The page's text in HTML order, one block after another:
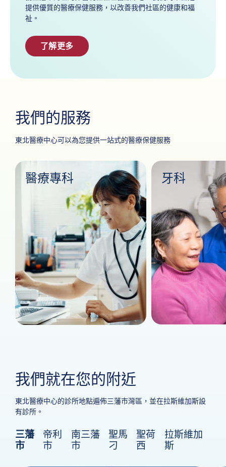
提供優質的醫療保健服務，以改善我們社區的健康和福
祉。
了解更多
我們的服務
東北醫療中心可以為您提供一站式的醫療保健服務
醫療專科 牙科
我們就在您的附近
東北醫療中心的診所地點遍佈三藩市灣區，並在拉斯維加斯設
有診所。
三藩
市
帝利
市
南三藩
市
聖馬
刁
聖荷
西
拉斯維加
斯